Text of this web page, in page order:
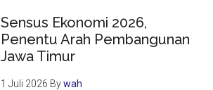
Sensus Ekonomi 2026,
Penentu Arah Pembangunan
Jawa Timur
1 Juli 2026 Bywah